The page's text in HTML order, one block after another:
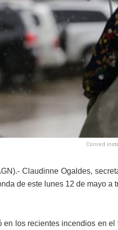
Conred
Claudinne Ogaldes,
de este lunes 12 de mayo
en los recientes incendios en